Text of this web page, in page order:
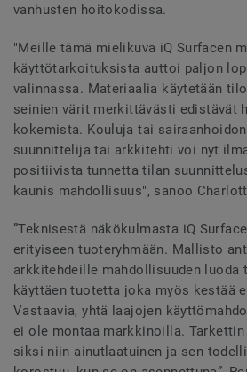
vanhusten hoitokodissa.
"Meille tämä mielikuva iQ Surfacen
käyttötarkoituksista auttoi paljon
valinnassa. Materiaalia käytetään
seinien värit merkittävästi edistävät
kokemista. Kouluja tai
suunnittelija tai arkkitehti voi nyt
positiivista tunnetta tilan
kaunis mahdollisuus", sanoo
”Teknisestä näkökulmasta iQ
erityiseen tuoteryhmään. Mallisto
arkkitehdeille mahdollisuuden luoda
käyttäen tuotetta joka myös kestää
Vastaavia, yhtä laajojen
ei ole montaa markkinoilla.
siksi niin ainutlaatuinen ja sen